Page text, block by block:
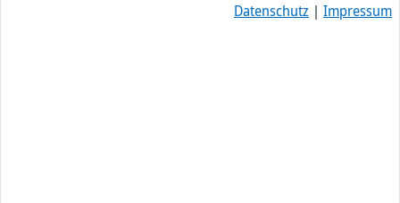
Datenschutz | Impressum